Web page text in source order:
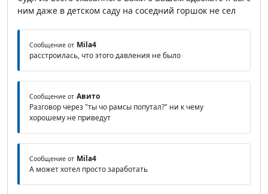
ним даже в детском саду на соседний горшок не сел
Сообщение от Mila4
расстроилась, что этого давления не было
Сообщение от Авито
Разговор через "ты чо рамсы попутал?" ни к чему
хорошему не приведут
Сообщение от Mila4
А может хотел просто заработать